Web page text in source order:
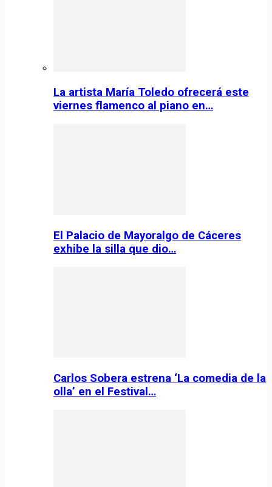
La artista María Toledo ofrecerá este
viernes flamenco al piano en…
El Palacio de Mayoralgo de Cáceres
exhibe la silla que dio…
Carlos Sobera estrena ‘La comedia de la
olla’ en el Festival…